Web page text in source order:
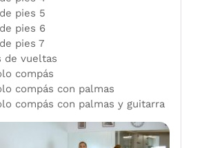
pies 5
pies 6
pies 7
de vueltas
compás
compás con palmas
compás con palmas y guitarra